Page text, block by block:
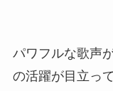
パワフルな歌声
の活躍が目立っ